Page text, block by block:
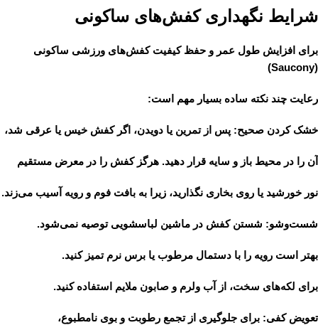
شرایط نگهداری کفش‌های ساکونی
برای افزایش طول عمر و حفظ کیفیت کفش‌های ورزشی ساکونی
(Saucony)
رعایت چند نکته ساده بسیار مهم است:
خشک کردن صحیح: پس از تمرین یا دویدن، اگر کفش خیس یا عرقی شد،
آن را در محیط باز و سایه قرار دهید. هرگز کفش را در معرض مستقیم
نور خورشید یا روی بخاری نگذارید، زیرا به بافت فوم و رویه آسیب می‌زند.
شست‌وشو: شستن کفش در ماشین لباسشویی توصیه نمی‌شود.
بهتر است رویه را با دستمال مرطوب یا برس نرم تمیز کنید.
برای لکه‌های سخت، از آب ولرم و صابون ملایم استفاده کنید.
تعویض کفی: برای جلوگیری از تجمع رطوبت و بوی نامطبوع،